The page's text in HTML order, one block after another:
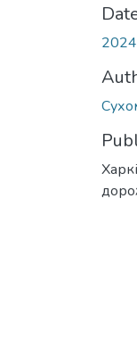
2024